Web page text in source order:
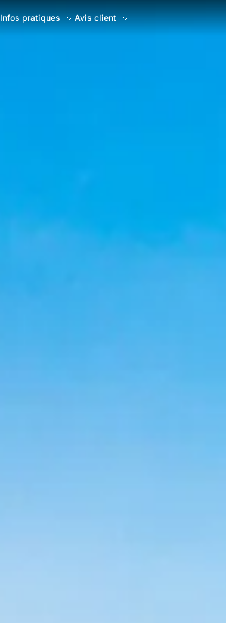
Infos pratiques Avis client